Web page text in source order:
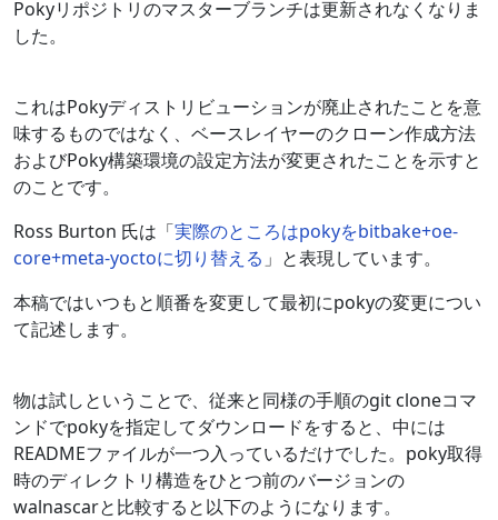
Pokyリポジトリのマスターブランチは更新されなくなりま
した。
これはPokyディストリビューションが廃止されたことを意
味するものではなく、ベースレイヤーのクローン作成方法
およびPoky構築環境の設定方法が変更されたことを示すと
のことです。
Ross Burton 氏は「実際のところはpokyをbitbake+oe-
core+meta-yoctoに切り替える 」と表現しています。
本稿ではいつもと順番を変更して最初にpokyの変更につい
て記述します。
物は試しということで、従来と同様の手順のgit cloneコマ
ンドでpokyを指定してダウンロードをすると、中には
READMEファイルが一つ入っているだけでした。poky取得
時のディレクトリ構造をひとつ前のバージョンの
walnascarと比較すると以下のようになります。